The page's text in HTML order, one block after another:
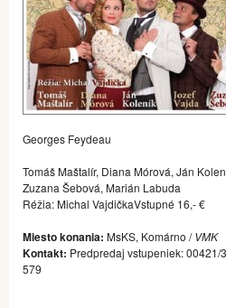
Georges Feydeau
Tomáš Maštalír, Diana Mórová, Ján
Zuzana Šebová, Marián Labuda
Réžia: Michal VajdičkaVstupné 16,- €
Miesto konania: MsKS, Komárno /VMK
Kontakt: Predpredaj vstupeniek:
579